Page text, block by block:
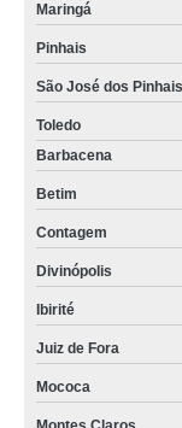
Maringá
Pinhais
São José dos Pinhais
Toledo
Barbacena
Betim
Contagem
Divinópolis
Ibirité
Juiz de Fora
Mococa